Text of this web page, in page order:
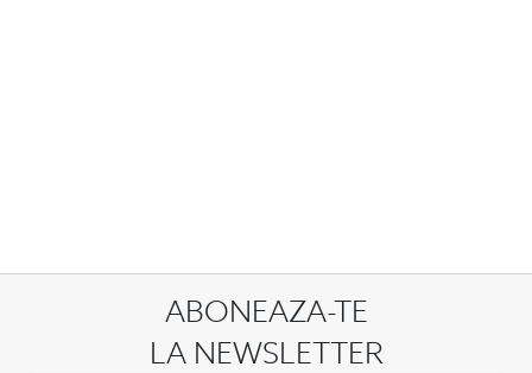
ABONEAZA-TE
LA NEWSLETTER